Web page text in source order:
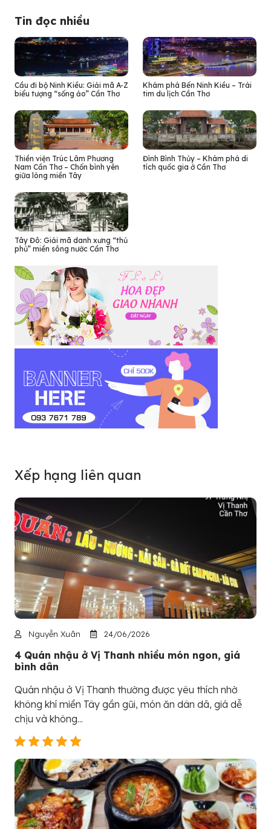
Tin đọc nhiều
Cầu đi bộ Ninh Kiều: Giải mã A-Z
biểu tượng “sống ảo” Cần Thơ
Khám phá Bến Ninh Kiều – Trái
tim du lịch Cần Thơ
Thiền viện Trúc Lâm Phương
Nam Cần Thơ – Chốn bình yên
giữa lòng miền Tây
Đình Bình Thủy – Khám phá di
tích quốc gia ở Cần Thơ
Tây Đô: Giải mã danh xưng “thủ
phủ” miền sông nước Cần Thơ
Xếp hạng liên quan
Nguyễn Xuân 24/06/2026
4 Quán nhậu ở Vị Thanh nhiều món ngon, giá
bình dân
Quán nhậu ở Vị Thanh thường được yêu thích nhờ
không khí miền Tây gần gũi, món ăn dân dã, giá dễ
chịu và không...